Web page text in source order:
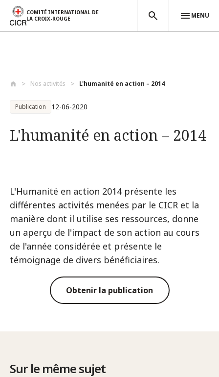
COMITÉ INTERNATIONAL DE
LA CROIX-ROUGE
MENU
Nos activités L'humanité en action – 2014
Publication 12-06-2020
L'humanité en action – 2014
L'Humanité en action 2014 présente les
différentes activités menées par le CICR et la
manière dont il utilise ses ressources, donne
un aperçu de l'impact de son action au cours
de l'année considérée et présente le
témoignage de divers bénéficiaires.
Obtenir la publication
Sur le même sujet